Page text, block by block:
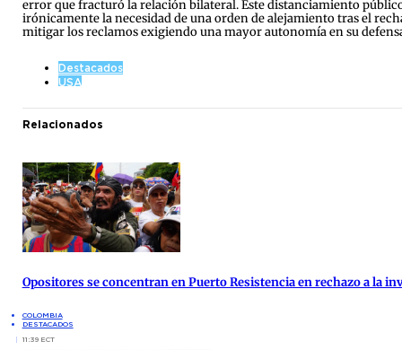
error que fracturó la relación bilateral. Este distanciamiento
irónicamente la necesidad de una orden de alejamiento tras el
mitigar los reclamos exigiendo una mayor autonomía en su
Destacados
USA
Relacionados
Opositores se concentran en Puerto Resistencia en rechazo a la
COLOMBIA
DESTACADOS
11:39 ECT